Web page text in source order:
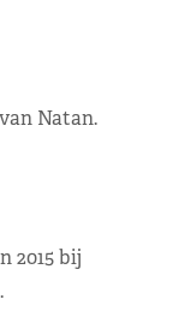
Natan.
2015 bij